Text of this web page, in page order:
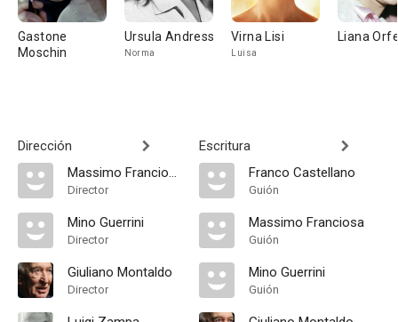
Gastone
Moschin
Ursula Andress
Norma
Virna Lisi
Luisa
Liana
Dirección
Massimo Franciosa
Director
Mino Guerrini
Director
Giuliano Montaldo
Director
Escritura
Franco Castellano
Guión
Massimo Franciosa
Guión
Mino Guerrini
Guión